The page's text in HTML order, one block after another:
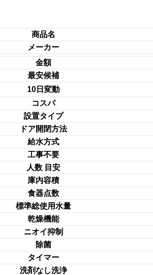
商品名
メーカー
金額
最安候補
10日変動
コスパ
設置タイプ
ドア開閉方法
給水方式
工事不要
人数 目安
庫内容積
食器点数
標準総使用水量
乾燥機能
ニオイ抑制
除菌
タイマー
洗剤なし洗浄